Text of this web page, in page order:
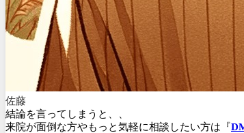
佐藤
結論を言ってしまうと、、
来院が面倒な方やもっと気軽に相談したい方は『